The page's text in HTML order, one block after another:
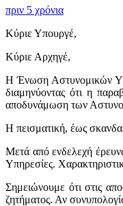
πριν 5 χρόνια
Κύριε Υπουργέ,
Κύριε Αρχηγέ,
Η Ένωση Αστυνομικών
διαμηνύοντας ότι η
αποδυνάμωση των
Η πεισματική, έως
Μετά από ενδελεχή
Υπηρεσίες.
Σημειώνουμε ότι στις
ζητήματος. Αν